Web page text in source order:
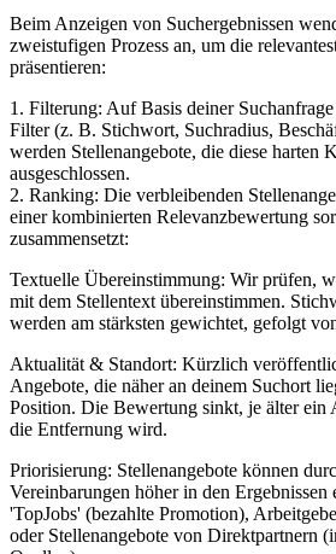
Beim Anzeigen von Suchergebnissen
zweistufigen Prozess an, um die
präsentieren:
1. Filterung: Auf Basis deiner
Filter (z. B. Stichwort, Suchradius,
werden Stellenangebote, die diese harten
ausgeschlossen.
2. Ranking: Die verbleibenden
einer kombinierten Relevanzbewertung
zusammensetzt:
Textuelle Übereinstimmung: Wir prüfen,
mit dem Stellentext übereinstimmen.
werden am stärksten gewichtet, gefolgt
Aktualität & Standort: Kürzlich
Angebote, die näher an deinem Suchort
Position. Die Bewertung sinkt, je älter ein
die Entfernung wird.
Priorisierung: Stellenangebote können
Vereinbarungen höher in den
'TopJobs' (bezahlte Promotion),
oder Stellenangebote von Direktpartnern